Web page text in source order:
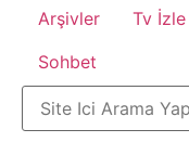
Android
Apk
Arabalar
Arşivler
Tv İzle
Sohbet